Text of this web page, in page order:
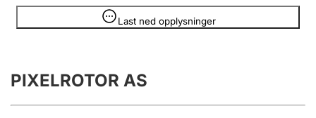
Registrere, endre, slette
Last ned opplysninger
Opplysninger er skjult
PIXELROTOR AS